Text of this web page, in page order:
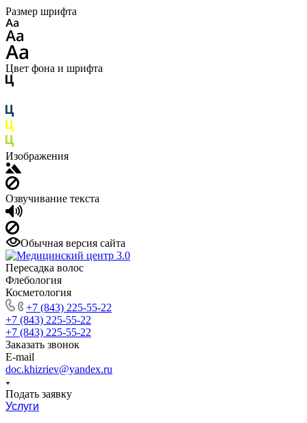
Размер шрифта
Цвет фона и шрифта
Изображения
Озвучивание текста
Обычная версия сайта
Пересадка волос
Флебология
Косметология
+7 (843) 225-55-22
+7 (843) 225-55-22
+7 (843) 225-55-22
Заказать звонок
E-mail
doc.khizriev@yandex.ru
Подать заявку
Услуги